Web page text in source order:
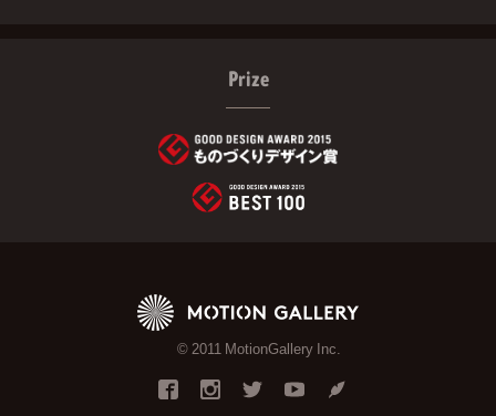
Prize
© 2011 MotionGallery Inc.